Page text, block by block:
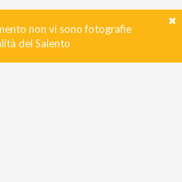
non vi sono fotografie
del Salento